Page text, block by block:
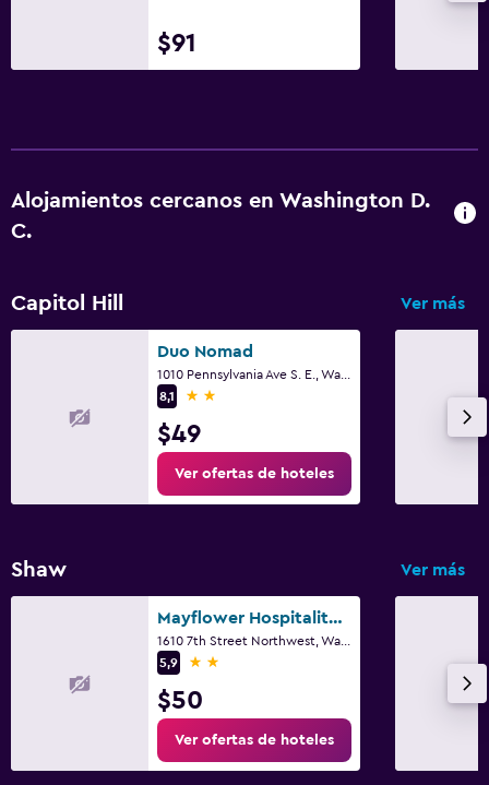
$91
Alojamientos cercanos en Washington D.
C.
Capitol Hill Ver más
Duo Nomad
8,1
2 estrellas
$49
Ver ofertas de hoteles
Shaw Ver más
Mayflower Hospitality Hostel
5,9
2 estrellas
$50
Ver ofertas de hoteles